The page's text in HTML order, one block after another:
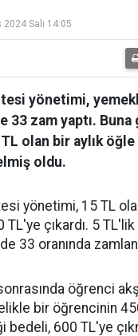
2024 Salı 14:05
yönetimi,
33 zam yaptı.
olan bir aylık
oldu.
yönetimi, 15 TL
TL'ye çıkardı. 5
33 oranında
öğrenci
bir öğrencinin
bedeli, 600 TL'ye